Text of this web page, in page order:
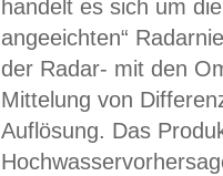
handelt es sich um
angeeichten“
der Radar- mit den
Mittelung von
Auflösung. Das